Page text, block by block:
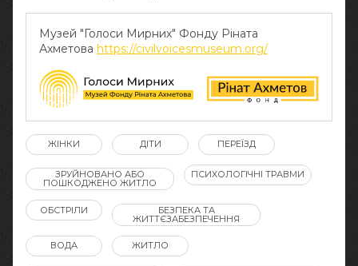
Музей "Голоси Мирних" Фонду Ріната
Ахметова https://civilvoicesmuseum.org/
ЖІНКИ ДІТИ ПЕРЕЇЗД
ЗРУЙНОВАНО АБО
ПОШКОДЖЕНО ЖИТЛО
ПСИХОЛОГІЧНІ ТРАВМИ
ОБСТРІЛИ БЕЗПЕКА ТА
ЖИТТЄЗАБЕЗПЕЧЕННЯ
ВОДА ЖИТЛО